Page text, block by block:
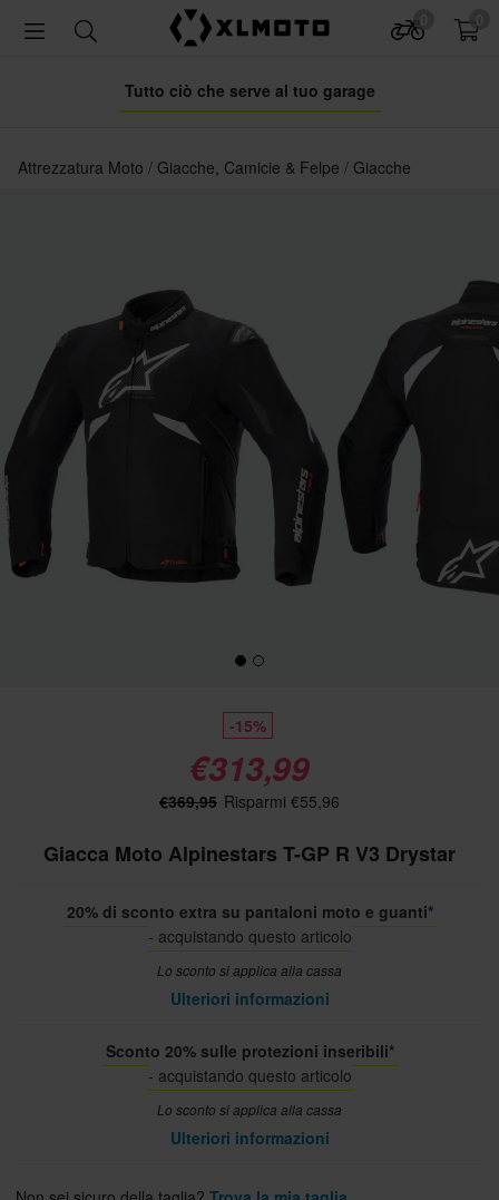
Tutto ciò che serve al tuo garage
Attrezzatura Moto Giacche, Camicie & Felpe Giacche
-15%
€313,99
€369,95 Risparmi €55,96
Giacca Moto Alpinestars T-GP R V3 Drystar
20% di sconto extra su pantaloni moto e guanti*
- acquistando questo articolo
Lo sconto si applica alla cassa
Ulteriori informazioni
Sconto 20% sulle protezioni inseribili*
- acquistando questo articolo
Lo sconto si applica alla cassa
Ulteriori informazioni